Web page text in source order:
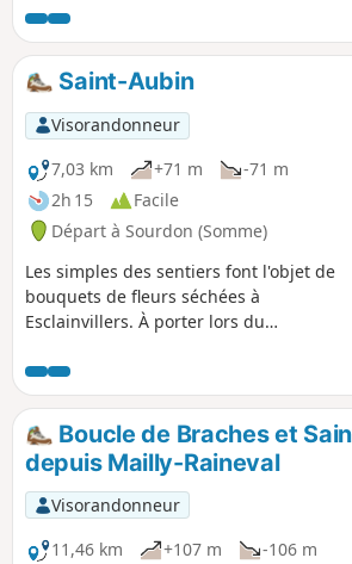
Saint-Aubin
Visorandonneur
7,03 km
+71 m
-71 m
2h 15
Facile
Départ à Sourdon (Somme)
Les simples des sentiers font l'objet de
bouquets de fleurs séchées à
Esclainvillers. À porter lors du
Boucle de Braches et
depuis Mailly-Raineval
Visorandonneur
11,46 km
+107 m
-106 m